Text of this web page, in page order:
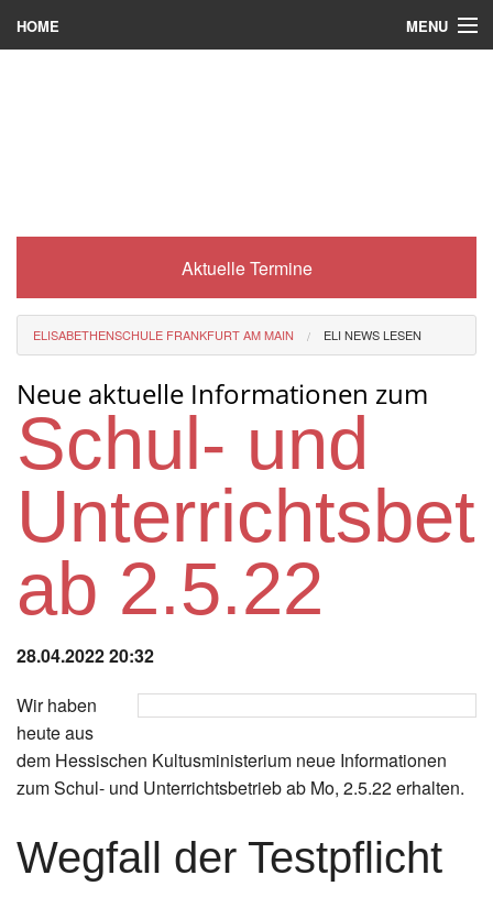
HOME MENU
Eli-Portal
Berufsorientierung
Förderverein
Instagram
Aktuelle Termine
ELISABETHENSCHULE FRANKFURT AM MAIN ELI NEWS LESEN
Neue aktuelle Informationen zum
Schul- und
ab 2.5.22
28.04.2022 20:32
Wir haben
heute aus
dem Hessischen Kultusministerium neue Informationen
zum Schul- und Unterrichtsbetrieb ab Mo, 2.5.22 erhalten.
Wegfall der Testpflicht